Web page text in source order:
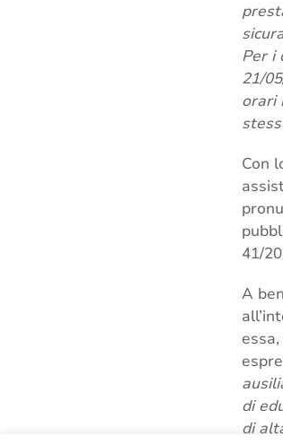
Per i
21/
orari
Con
41/
A
di
di